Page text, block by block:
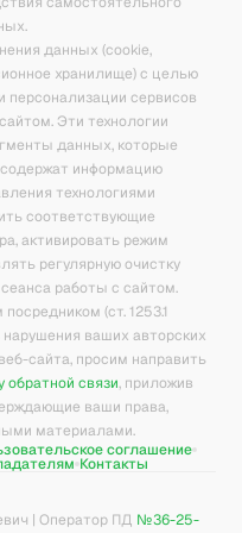
данных (cookie,
хранилище) с целью
персонализации сервисов
Эти технологии
данных, которые
информацию
технологиями
соответствующие
активировать режим
регулярную очистку
работы с сайтом.
(ст. 1253.1
ваших авторских
сайта, просим направить
обратной связи, приложив
ваши права,
материалами.
соглашение
Контакты
| Оператор ПД №36-25-